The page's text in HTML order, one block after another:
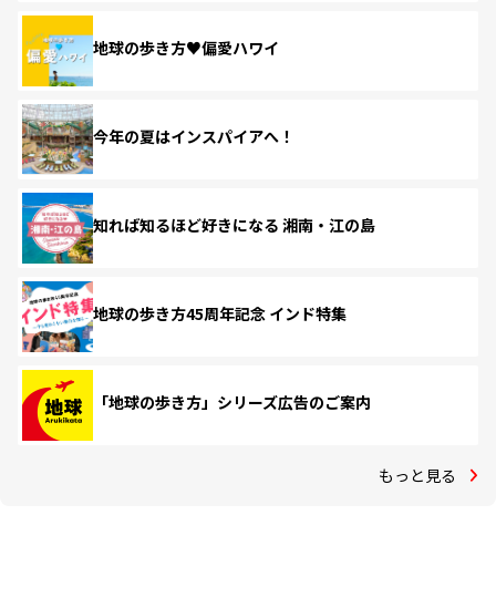
地球の歩き方♥偏愛ハワイ
今年の夏はインスパイアへ！
知れば知るほど好きになる 湘南・江の島
地球の歩き方45周年記念 インド特集
「地球の歩き方」シリーズ広告のご案内
もっと見る